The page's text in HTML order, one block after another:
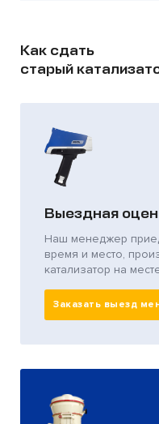
Как сдать
старый
Выездная
Наш менеджер
время и место,
катализатор на
Заказать выезд